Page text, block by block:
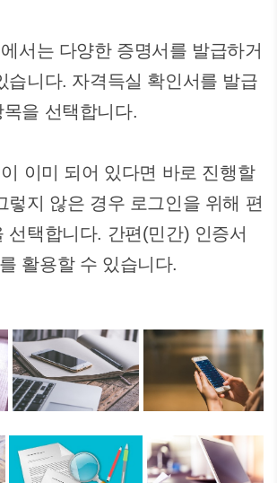
서는 다양한 증명서를 발급하거
습니다. 자격득실 확인서를 발급
을 선택합니다.
이미 되어 있다면 바로 진행할
렇지 않은 경우 로그인을 위해 편
선택합니다. 간편(민간) 인증서
활용할 수 있습니다.